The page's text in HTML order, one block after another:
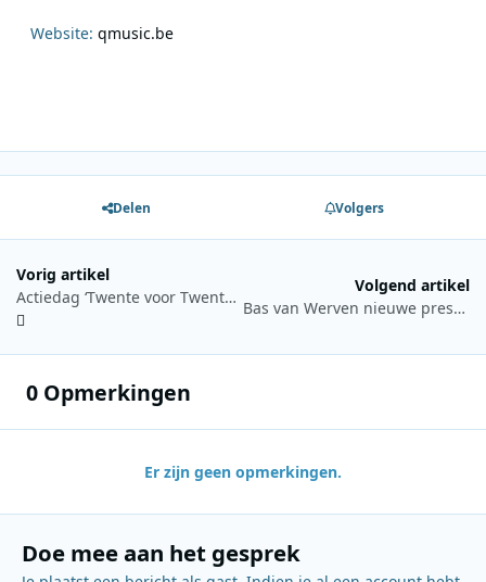
Website: qmusic.be
Delen Volgers
Vorig artikel
Actiedag ‘Twente voor Twente’ bij RTV Oost
Volgend artikel
Bas van Werven nieuwe presentator van De Ochtendspits
0 Opmerkingen
Er zijn geen opmerkingen.
Doe mee aan het gesprek